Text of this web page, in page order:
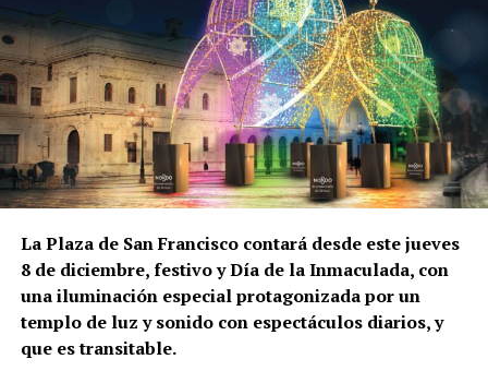
La Plaza de San Francisco contará desde este jueves
8 de diciembre, festivo y Día de la Inmaculada, con
una iluminación especial protagonizada por un
templo de luz y sonido con espectáculos diarios, y
que es transitable.